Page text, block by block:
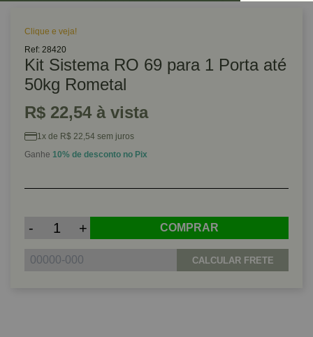
Clique e veja!
Ref: 28420
Kit Sistema RO 69 para 1 Porta até
50kg Rometal
R$ 22,54 à vista
1x de R$ 22,54 sem juros
Ganhe 10% de desconto no Pix
- + COMPRAR
CALCULAR FRETE